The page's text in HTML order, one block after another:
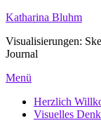
Zum
springen
Katharina Bluhm
Visualisierungen:
Journal
Menü
Herzlich
Visuelles